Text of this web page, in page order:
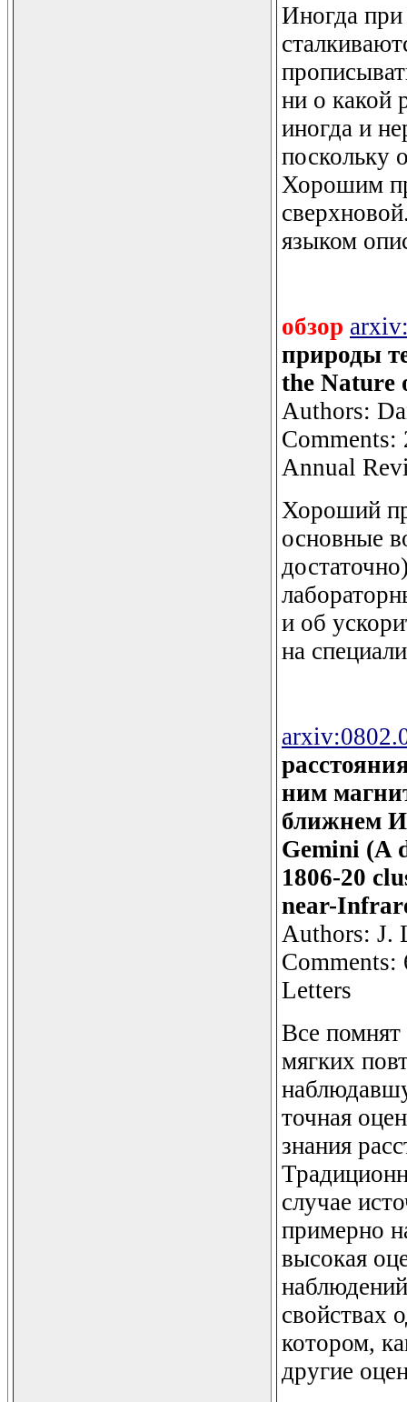
Иногда
ни о какой
иногда и
поскольку
Хорошим
языком
обзор
природы
the Nature
Authors:
Comments:
Annual
Хороший
основные
и об
на
ним
ближнем
Gemini (A
1806-20
near-
Authors: J.
Comments:
Letters
Все помнят
мягких
точная
знания
случае
примерно
высокая
свойствах
котором,
другие